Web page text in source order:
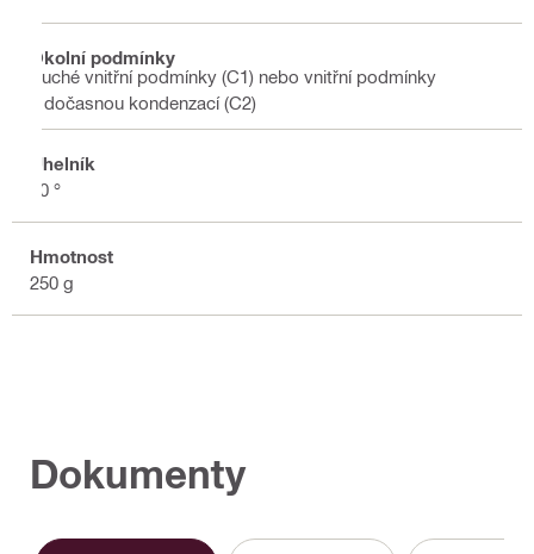
Okolní podmínky
Suché vnitřní podmínky (C1) nebo vnitřní podmínky
s dočasnou kondenzací (C2)
Úhelník
90 °
Hmotnost
250 g
Dokumenty